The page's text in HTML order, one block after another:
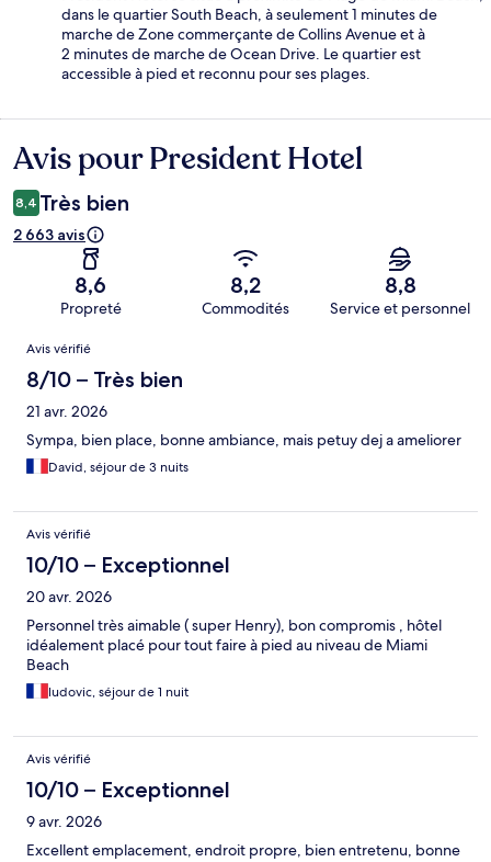
dans le quartier South Beach, à seulement 1 minutes de
marche de Zone commerçante de Collins Avenue et à
2 minutes de marche de Ocean Drive. Le quartier est
accessible à pied et reconnu pour ses plages.
Avis
Avis pour President Hotel
8,4 Très bien
2 663 avis
8,6
Propreté
8,2
Commodités
8,8
Service et personnel
Avis
Avis vérifié
8/10 – Très bien
21 avr. 2026
Sympa, bien place, bonne ambiance, mais petuy dej a ameliorer
David, séjour de 3 nuits
Avis vérifié
10/10 – Exceptionnel
20 avr. 2026
Personnel très aimable ( super Henry), bon compromis , hôtel
idéalement placé pour tout faire à pied au niveau de Miami
Beach
ludovic, séjour de 1 nuit
Avis vérifié
10/10 – Exceptionnel
9 avr. 2026
Excellent emplacement, endroit propre, bien entretenu, bonne